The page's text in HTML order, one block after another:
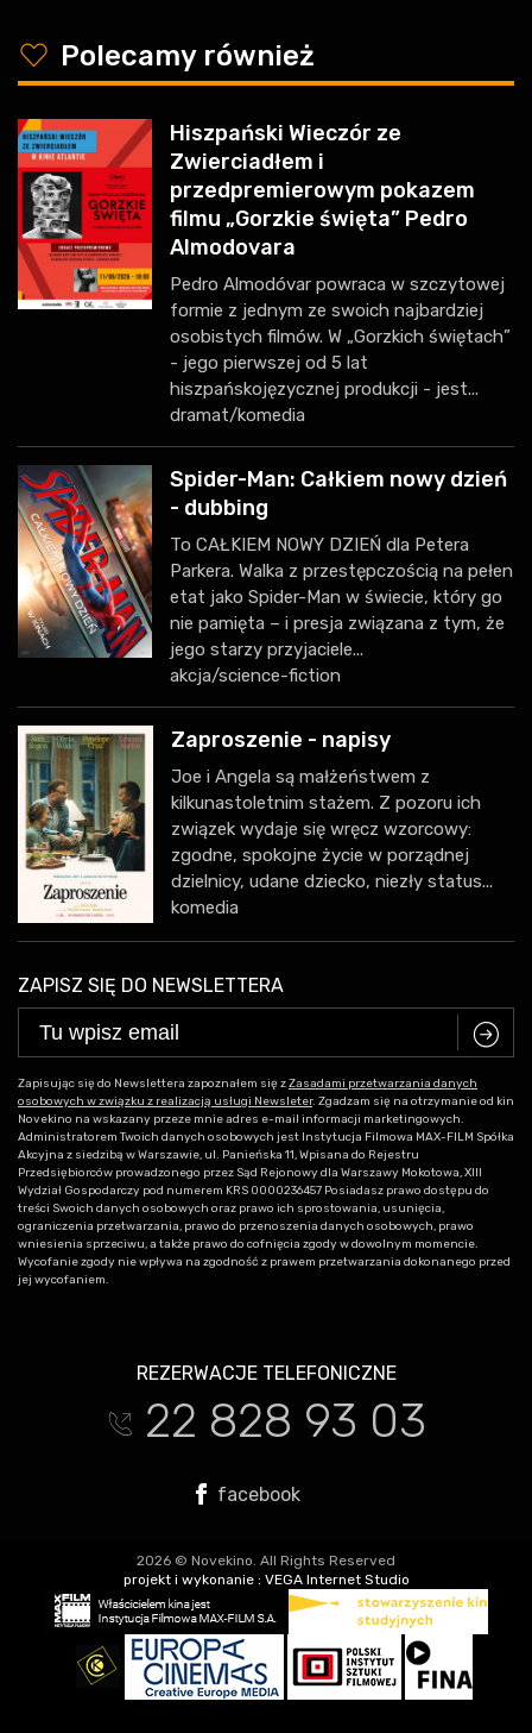
y Polecamy również
Hiszpański Wieczór ze
Zwierciadłem i
przedpremierowym pokazem
filmu „Gorzkie święta” Pedro
Almodovara
Pedro Almodóvar powraca w szczytowej
formie z jednym ze swoich najbardziej
osobistych filmów. W „Gorzkich świętach”
- jego pierwszej od 5 lat
hiszpańskojęzycznej produkcji - jest...
dramat/komedia
Spider-Man: Całkiem nowy dzień
- dubbing
To CAŁKIEM NOWY DZIEŃ dla Petera
Parkera. Walka z przestępczością na pełen
etat jako Spider-Man w świecie, który go
nie pamięta – i presja związana z tym, że
jego starzy przyjaciele...
akcja/science-fiction
Zaproszenie - napisy
Joe i Angela są małżeństwem z
kilkunastoletnim stażem. Z pozoru ich
związek wydaje się wręcz wzorcowy:
zgodne, spokojne życie w porządnej
dzielnicy, udane dziecko, niezły status...
komedia
ZAPISZ SIĘ DO NEWSLETTERA
C
Zapisując się do Newslettera zapoznałem się zZasadami przetwarzania danych
osobowych w związku z realizacją usługi Newsleter. Zgadzam się na otrzymanie od kin
Novekino na wskazany przeze mnie adres e-mail informacji marketingowych.
Administratorem Twoich danych osobowych jest Instytucja Filmowa MAX-FILM Spółka
Akcyjna z siedzibą w Warszawie, ul. Panieńska 11, Wpisana do Rejestru
Przedsiębiorców prowadzonego przez Sąd Rejonowy dla Warszawy Mokotowa, XIII
Wydział Gospodarczy pod numerem KRS 0000236457 Posiadasz prawo dostępu do
treści Swoich danych osobowych oraz prawo ich sprostowania, usunięcia,
ograniczenia przetwarzania, prawo do przenoszenia danych osobowych, prawo
wniesienia sprzeciwu, a także prawo do cofnięcia zgody w dowolnym momencie.
Wycofanie zgody nie wpływa na zgodność z prawem przetwarzania dokonanego przed
jej wycofaniem.
REZERWACJE TELEFONICZNE
t 22 828 93 03
facebook
2026 © Novekino. All Rights Reserved
projekt i wykonanie : VEGA Internet Studio